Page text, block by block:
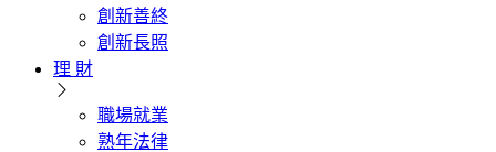
創新善終
創新長照
理 財
職場就業
熟年法律